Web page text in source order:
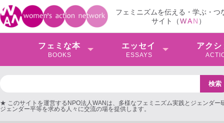
フェミニズムを伝える・学ぶ・つ
サイト（WAN ）
フェミな本
BOOKS
エッセイ
ESSAYS
アクシ
★ このサイトを運営するNPO法人WANは、多様なフェミニズム実践とジェンダー
ジェンダー平等を求める人々に交流の場を提供します。